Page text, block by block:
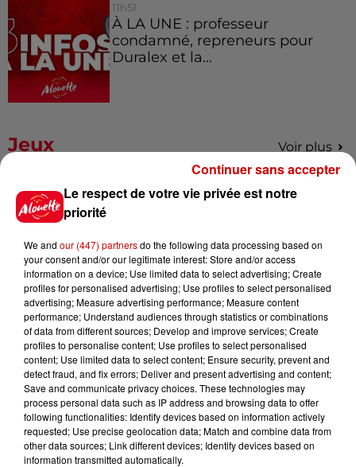
11h51
À LA UNE : professeur
condamné, repreneurs pour
Duralex et la...
Jeux Voir plus
Gagnez vos places pour le
Festival du Roi Arthur 2026 !
Gagnez vos entrées pour le
Musée du Sport Automobile au
Mans !
Alouette vous invite à
Futuroscope Xperiences !
Le respect de votre vie privée est notre
priorité
We and our (447) partnersdo the following data processing based on
your consent and/or our legitimate interest: Store and/or access
information on a device; Use limited data to select advertising; Create
profiles for personalised advertising; Use profiles to select personalised
advertising; Measure advertising performance; Measure content
performance; Understand audiences through statistics or combinations
of data from different sources; Develop and improve services; Create
profiles to personalise content; Use profiles to select personalised
content; Use limited data to select content; Ensure security, prevent and
detect fraud, and fix errors; Deliver and present advertising and content;
Save and communicate privacy choices. These technologies may
process personal data such as IP address and browsing data to offer
following functionalities: Identify devices based on information actively
requested; Use precise geolocation data; Match and combine data from
other data sources; Link different devices; Identify devices based on
information transmitted automatically.
Continuer sans accepter